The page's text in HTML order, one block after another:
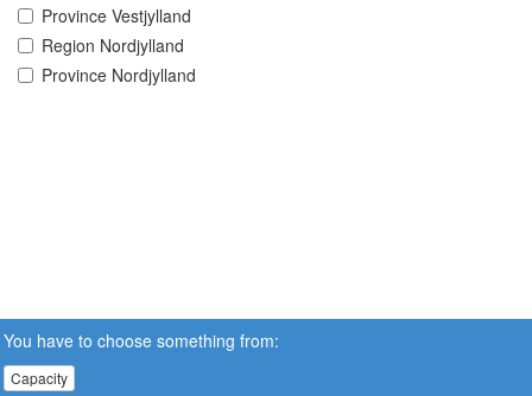
Province Vestjylland
Region Nordjylland
Province Nordjylland
You have to choose something from:
Capacity